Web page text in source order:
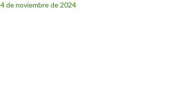
4 de noviembre de 2024